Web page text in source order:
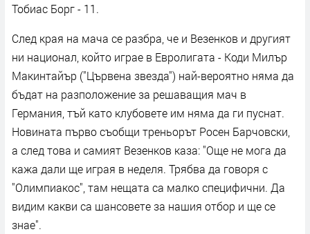
Тобиас Борг - 11.
След края на мача се разбра, че и Везенков и другият
ни национал, който играе в Евролигата - Коди Милър
Макинтайър ("Цървена звезда") най-вероятно няма да
бъдат на разположение за решаващия мач в
Германия, тъй като клубовете им няма да ги пуснат.
Новината първо съобщи треньорът Росен Барчовски,
а след това и самият Везенков каза: "Още не мога да
кажа дали ще играя в неделя. Трябва да говоря с
"Олимпиакос", там нещата са малко специфични. Да
видим какви са шансовете за нашия отбор и ще се
знае".